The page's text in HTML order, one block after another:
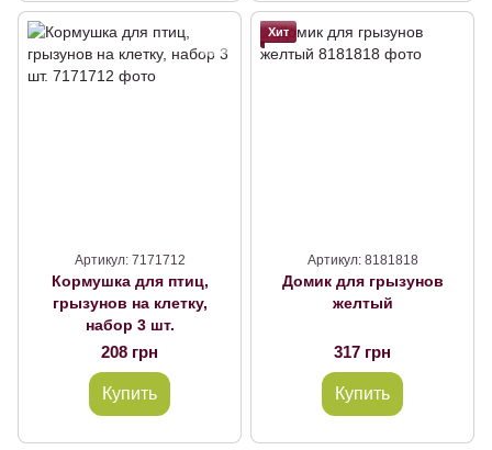
Артикул: 7171712
Кормушка для птиц,
грызунов на клетку,
набор 3 шт.
208 грн
Купить
Хит
Артикул: 8181818
Домик для грызунов
желтый
317 грн
Купить